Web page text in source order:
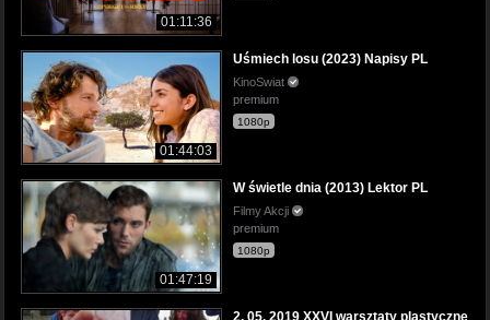
01:11:36
01:44:03
Uśmiech losu (2023) Napisy PL
KinoSwiat
premium
1080p
01:47:19
W świetle dnia (2013) Lektor PL
Filmy Akcji
premium
1080p
2. 05. 2019 XXVI warsztaty plastyczne